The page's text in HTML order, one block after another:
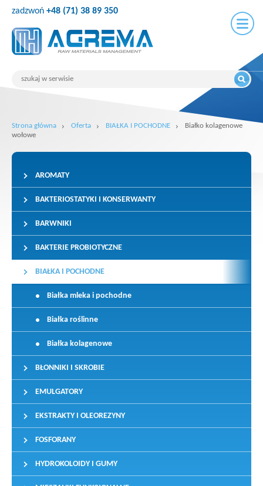
zadzwoń +48 (71) 38 89 350
Strona główna Oferta BIAŁKA I POCHODNE
Białko kolagenowe
wołowe
AROMATY
BAKTERIOSTATYKI I KONSERWANTY
BARWNIKI
BAKTERIE PROBIOTYCZNE
BIAŁKA I POCHODNE
Białka mleka i pochodne
Białka roślinne
Białka kolagenowe
BŁONNIKI I SKROBIE
EMULGATORY
EKSTRAKTY I OLEOREZYNY
FOSFORANY
HYDROKOLOIDY I GUMY